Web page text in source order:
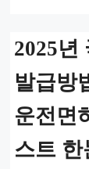
2025년
발급방
운전면
스트 한